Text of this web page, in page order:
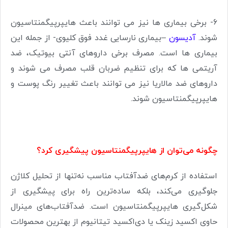
6- برخی بیماری ها نیز می توانند باعث هایپرپیگمنتاسیون
شوند.آدیسون –بیماری نارسایی غدد فوق کلیوی- از جمله این
بیماری ها است. مصرف برخی داروهای آنتی بیوتیک، ضد
آریتمی ها که برای تنظیم ضربان قلب مصرف می شوند و
داروهای ضد مالاریا نیز می توانند باعث تغییر رنگ پوست و
هایپرپیگمنتاسیون شوند.
چگونه می‌توان از‌ هایپرپیگمنتاسیون پیشگیری کرد؟
استفاده از کرم‌های ضدآفتاب مناسب نه‌تنها از تحلیل کلاژن
جلوگیری می‌کند، بلکه ساده‌ترین راه برای پیشگیری از
شکل‌گیری ‌هایپرپیگمنتاسیون است. ضدآفتاب‌های مینرال
حاوی اکسید زینک یا دی‌اکسید تیتانیوم از بهترین محصولات